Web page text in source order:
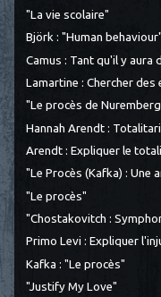
"La vie scolaire"
Björk : "Human behaviour"
Camus : Tant qu'il y aura
Lamartine : Chercher
"Le procès de
Hannah Arendt :
Arendt : Expliquer le
"Le Procès (Kafka) : Une
"Le procès"
"Chostakovitch :
Primo Levi : Expliquer
Kafka : "Le procès"
"Justify My Love"